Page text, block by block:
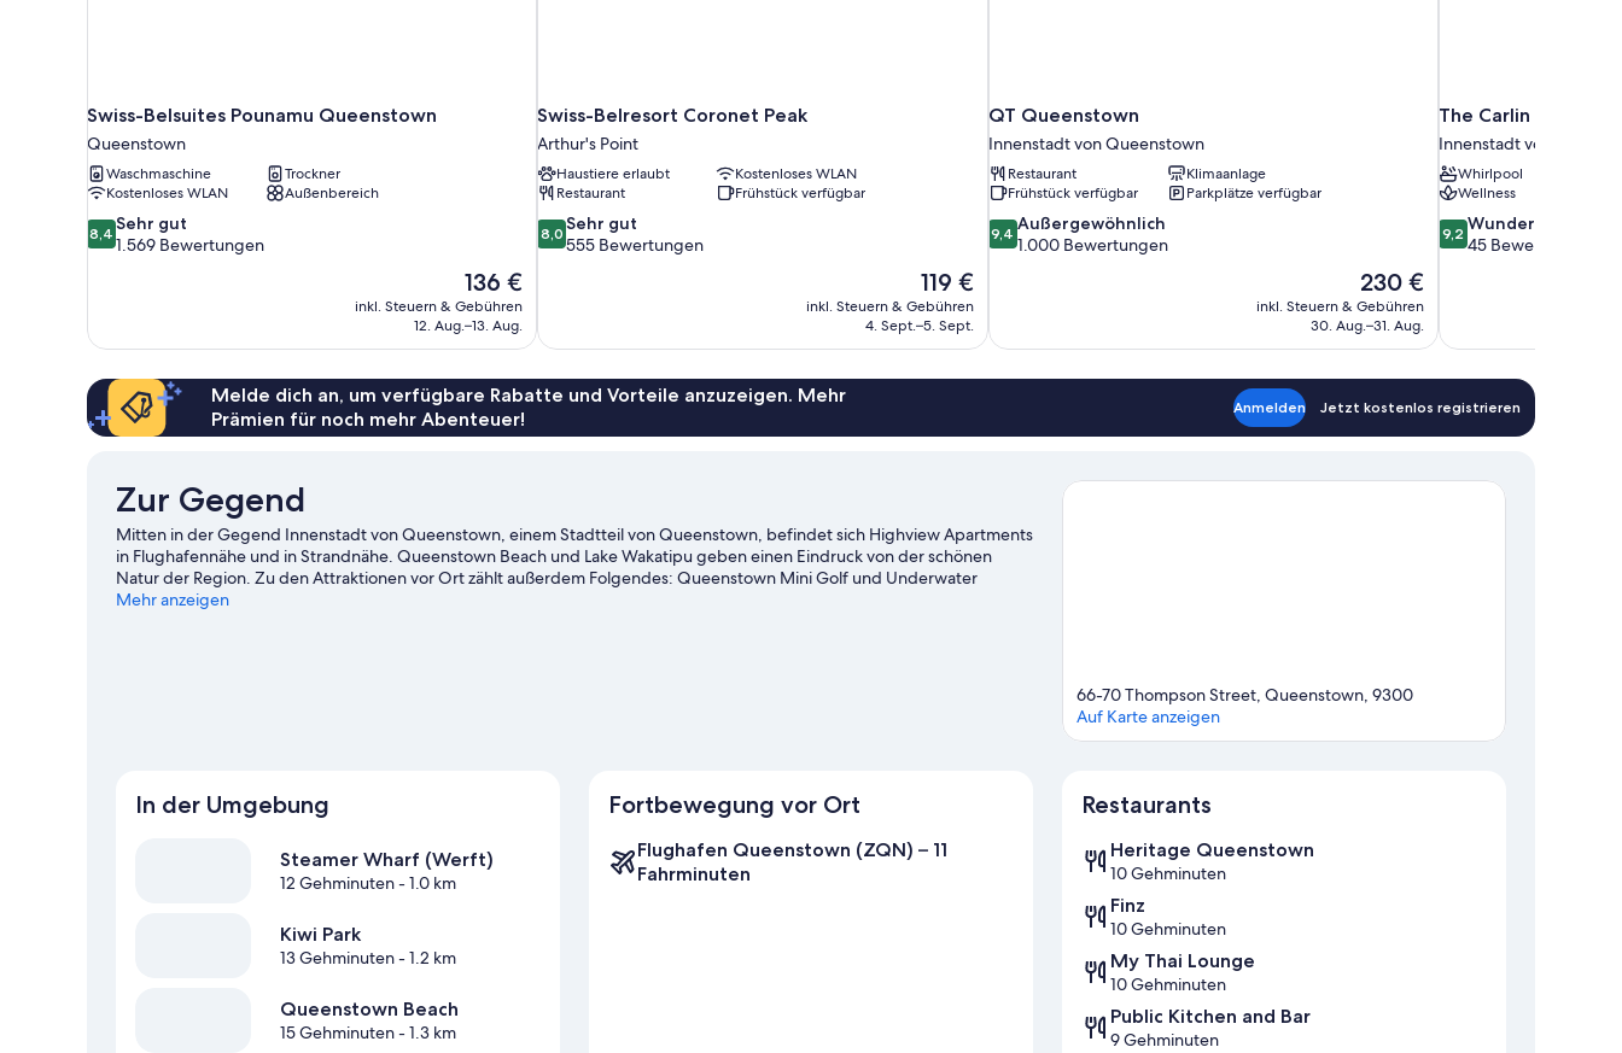
Swiss-Belsuites Pounamu Queenstown
Queenstown
Waschmaschine
Trockner
Kostenloses WLAN
Außenbereich
8.4
von
1.569
Bewertungen
8,4 Sehr gut
1.569 Bewertungen
Der
Preis
beträgt
136 €
inkl. Steuern & Gebühren
12. Aug.–13. Aug.
Swiss-Belresort Coronet Peak
Arthur's Point
Haustiere erlaubt
Kostenloses WLAN
Restaurant
Frühstück verfügbar
8.0
von
555
Bewertungen
8,0 Sehr gut
555 Bewertungen
Der
Preis
beträgt
119 €
inkl. Steuern & Gebühren
4. Sept.–5. Sept.
QT Queenstown
Innenstadt von Queenstown
Restaurant
Klimaanlage
Frühstück verfügbar
Parkplätze verfügbar
9.4
von
Bewertungen
9,4 Außergewöhnlich
1.000 Bewertungen
Der
Preis
beträgt
230 €
inkl. Steuern & Gebühren
30. Aug.–31. Aug.
The Carlin
Innenstadt von
Whirlpool
Wellness
9.2
von
Bewertungen
9,2 Wunderbar
45 Bewertungen
Melde dich an, um verfügbare Rabatte und Vorteile anzuzeigen. Mehr
Prämien für noch mehr Abenteuer!
Anmelden Jetzt kostenlos registrieren
Zur Gegend
Mitten in der Gegend Innenstadt von Queenstown, einem Stadtteil von Queenstown, befindet sich Highview Apartments
in Flughafennähe und in Strandnähe. Queenstown Beach und Lake Wakatipu geben einen Eindruck von der schönen
Natur der Region. Zu den Attraktionen vor Ort zählt außerdem Folgendes: Queenstown Mini Golf und Underwater
Observatory. Ebenfalls einen Besuch wert sind diese beiden Highlights: Kiwi Park und Queenstown Ice Arena. Die Region
Mehr anzeigen
66-70 Thompson Street, Queenstown, 9300
Auf Karte anzeigen
In der Umgebung
Steamer Wharf (Werft)
12 Gehminuten- 1.0 km
Kiwi Park
13 Gehminuten- 1.2 km
Queenstown Beach
15 Gehminuten- 1.3 km
Fortbewegung vor Ort
Flughafen Queenstown (ZQN) – 11
Fahrminuten
Restaurants
Heritage Queenstown
10 Gehminuten
Finz
10 Gehminuten
My Thai Lounge
10 Gehminuten
Public Kitchen and Bar
9 Gehminuten